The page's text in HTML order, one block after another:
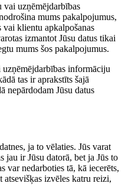
vai uzņēmējdarbības
mums pakalpojumus,
klientu apkalpošanas
izmantot Jūsu datus tikai
mums šos pakalpojumus.
informāciju
tas ir aprakstīts šajā
nepārdodam Jūsu datus
ja to vēlaties. Jūs varat
jau ir Jūsu datorā, bet ja Jūs to
var nedarboties tā, kā iecerēts,
atsevišķas izvēles katru reizi,